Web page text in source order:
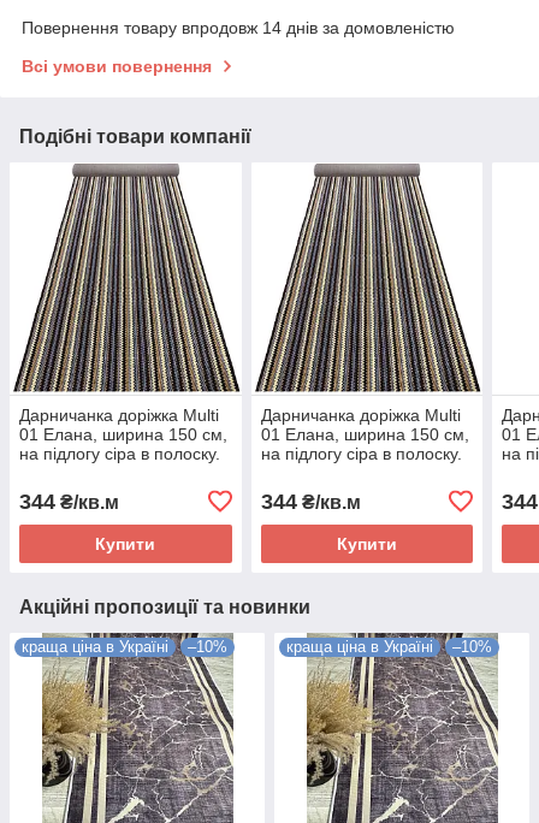
Повернення товару впродовж 14 днів за домовленістю
Всі умови повернення
Подібні товари компанії
Дарничанка доріжка Multi
01 Елана, ширина 150 см,
на підлогу сіра в полоску.
коридору
344 ₴/кв.м
Купити
Дарничанка доріжка Multi
01 Елана, ширина 150 см,
на підлогу сіра в полоску.
коридору
344₴/кв.м
Купити
01
на
344
Акційні пропозиції та новинки
краща ціна в Україні –10% краща ціна в Україні –10%